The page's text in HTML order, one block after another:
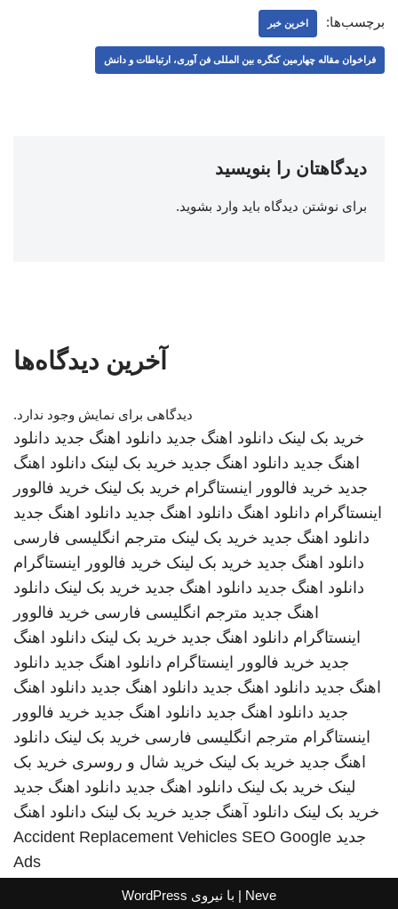
برچسب‌ها: اخرین خبر
فراخوان مقاله چهارمین کنگره بین المللی فن آوری، ارتباطات و دانش
دیدگاهتان را بنویسید
برای نوشتن دیدگاه باید وارد بشوید.
آخرین دیدگاه‌ها
دیدگاهی برای نمایش وجود ندارد.
خرید بک لینک دانلود اهنگ جدید دانلود اهنگ جدید دانلود
اهنگ جدید دانلود اهنگ جدید خرید بک لینک دانلود اهنگ
جدید خرید فالوور اینستاگرام خرید بک لینک خرید فالوور
اینستاگرام دانلود اهنگ دانلود اهنگ جدید دانلود اهنگ جدید
دانلود اهنگ جدید خرید بک لینک مترجم انگلیسی فارسی
دانلود اهنگ جدید خرید بک لینک خرید فالوور اینستاگرام
دانلود اهنگ جدید دانلود اهنگ جدید خرید بک لینک دانلود
اهنگ جدید مترجم انگلیسی فارسی خرید فالوور
اینستاگرام دانلود اهنگ جدید خرید بک لینک دانلود اهنگ
جدید خرید فالوور اینستاگرام دانلود اهنگ جدید دانلود
اهنگ جدید دانلود اهنگ جدید دانلود اهنگ جدید دانلود اهنگ
جدید دانلود اهنگ جدید دانلود اهنگ جدید خرید فالوور
اینستاگرام مترجم انگلیسی فارسی خرید بک لینک دانلود
اهنگ جدید خرید بک لینک خرید شال و روسری خرید بک
لینک خرید بک لینک دانلود اهنگ جدید دانلود اهنگ جدید
خرید بک لینک دانلود آهنگ جدید خرید بک لینک دانلود اهنگ
جدید
Accident Replacement Vehicles SEO Google
Ads
Neve | با نیروی WordPress